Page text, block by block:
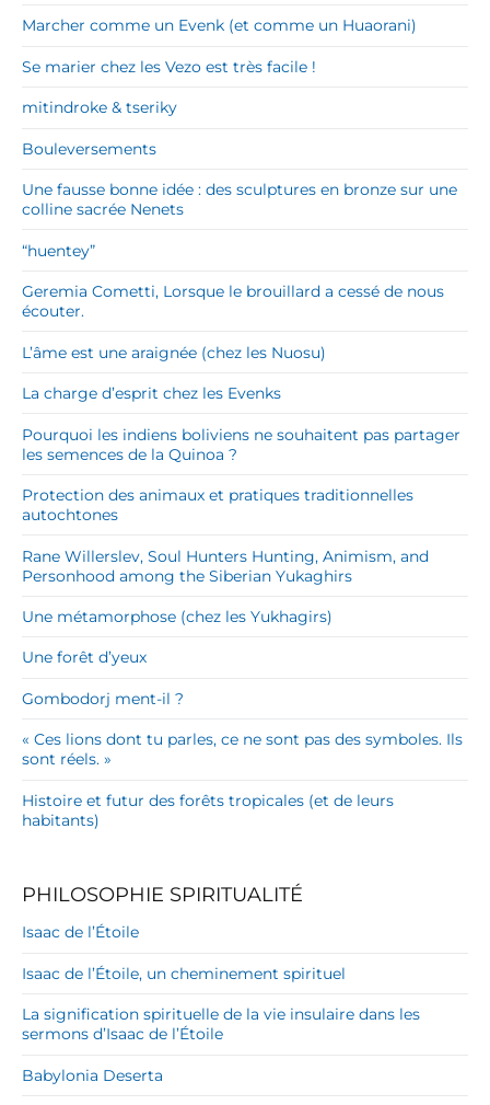
Marcher comme un Evenk (et comme un Huaorani)
Se marier chez les Vezo est très facile !
mitindroke & tseriky
Bouleversements
Une fausse bonne idée : des sculptures en bronze sur une
colline sacrée Nenets
“huentey”
Geremia Cometti, Lorsque le brouillard a cessé de nous
écouter.
L’âme est une araignée (chez les Nuosu)
La charge d’esprit chez les Evenks
Pourquoi les indiens boliviens ne souhaitent pas partager
les semences de la Quinoa ?
Protection des animaux et pratiques traditionnelles
autochtones
Rane Willerslev, Soul Hunters Hunting, Animism, and
Personhood among the Siberian Yukaghirs
Une métamorphose (chez les Yukhagirs)
Une forêt d’yeux
Gombodorj ment-il ?
« Ces lions dont tu parles, ce ne sont pas des symboles. Ils
sont réels. »
Histoire et futur des forêts tropicales (et de leurs
habitants)
PHILOSOPHIE SPIRITUALITÉ
Isaac de l’Étoile
Isaac de l’Étoile, un cheminement spirituel
La signification spirituelle de la vie insulaire dans les
sermons d’Isaac de l’Étoile
Babylonia Deserta